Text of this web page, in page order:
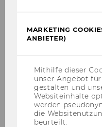
Nachricht*
MARKETING
ANBIETER)
Mithilfe dieser
unser Angebot
gestalten und
Websiteinhalte
werden
die
beurteilt.